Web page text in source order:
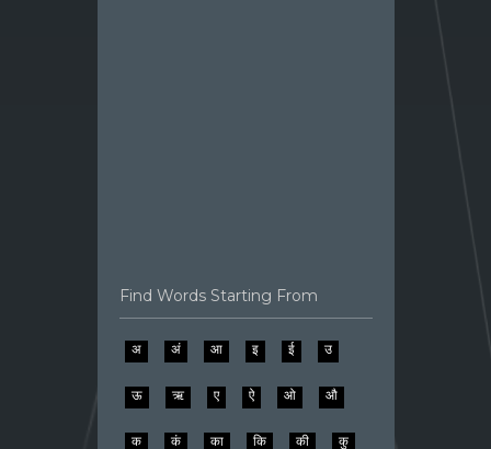
Find Words Starting From
अ अं आ इ ई उ
ऊ ऋ ए ऐ ओ औ
क कं का कि की कु